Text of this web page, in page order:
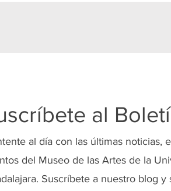
al
al día con las últimas noticias,
del Museo de las Artes de la
Suscríbete a nuestro blog y